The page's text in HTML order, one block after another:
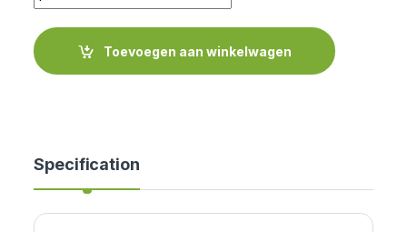
Toevoegen aan winkelwagen
Specification